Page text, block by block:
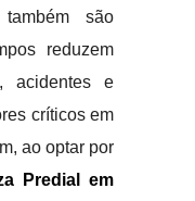
são
reduzem
acidentes e
críticos em
ao optar por
Predial em